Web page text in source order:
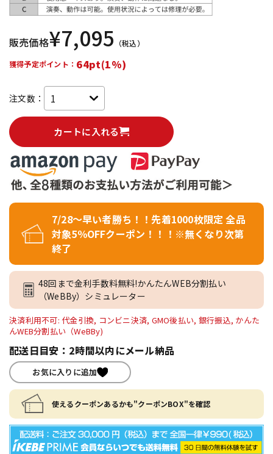
販売価格¥7,095 （税込）
獲得予定ポイント： 64pt(1%)
注文数：
カートに入れる
7/28～早い者勝ち！！先着1000枚限定 全品
対象5％OFFクーポン！！！※無くなり次第
終了
48回まで金利手数料無料!かんたんWEB分割払い
（WeBBy）シミュレーター
決済利用不可: 代金引換, コンビニ決済, GMO後払い, 銀行振込, かんた
んWEB分割払い（WeBBy)
配送日目安：2時間以内にメール納品
お気に入りに追加
使えるクーポンあるかも"クーポンBOX"を確認